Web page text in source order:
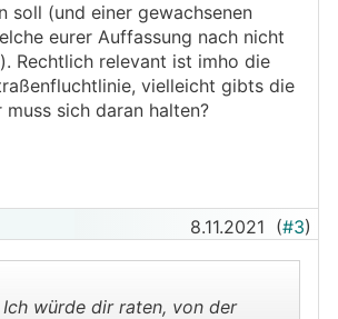
soll (und einer gewachsenen
eurer Auffassung nach nicht
Rechtlich relevant ist imho die
vielleicht gibts die
sich daran halten?
8.11.2021 (#3)
Ich würde dir raten, von der